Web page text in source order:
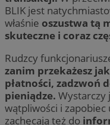
BLIK jest
właśnie oszustwa tą
skuteczne i coraz
Rudzcy
zanim przekażesz
płatności, zadzwoń
pieniądze. Wystarczy
wątpliwości i
zachęcają też do